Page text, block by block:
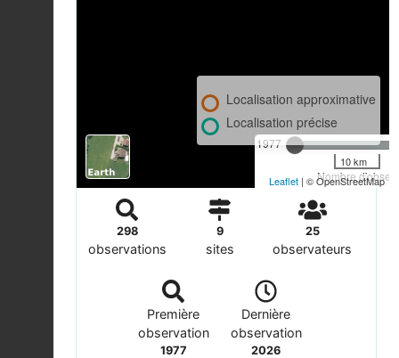
1977
Nombre
Localisation approximative
Localisation précise
10 km
Leaflet | © OpenStreetMap
298
observations
9
sites
25
observateurs
Première
observation
1977
Dernière
observation
2026